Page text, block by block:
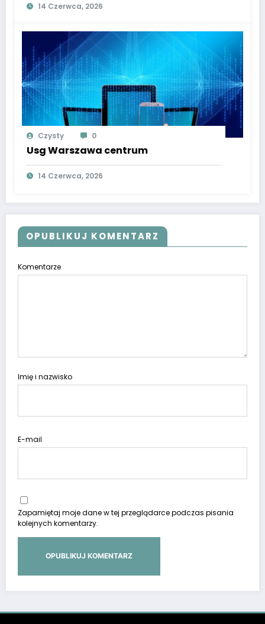
14 Czerwca, 2026
Czysty 0
Usg Warszawa centrum
14 Czerwca, 2026
OPUBLIKUJ KOMENTARZ
Komentarze
Imię i nazwisko
E-mail
Zapamiętaj moje dane w tej przeglądarce podczas pisania
kolejnych komentarzy.